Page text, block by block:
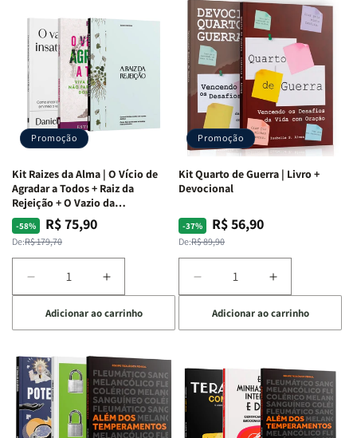
Promoção
Kit Raizes da Alma | O Vício de
Agradar a Todos + Raiz da
Rejeição + O Vazio da
Insatisfação.
-58%
Preço
normal
De:R$ 179,70
Preço
promocional
R$ 75,90
Diminuir
a
quantidade
de
Raizes
da
Alma
|
O
Aumentar
a
quantidade
de
Raizes
da
Alma
|
O
Adicionar ao carrinho
Promoção
Kit Quarto de Guerra | Livro +
Devocional
-37%
Preço
normal
De:R$ 89,90
Preço
promocional
R$ 56,90
Diminuir
a
quantidade
de
Quarto
de
Guerra
Livro
Aumentar
a
quantidade
de
Quarto
de
Guerra
|
Livro
Adicionar ao carrinho